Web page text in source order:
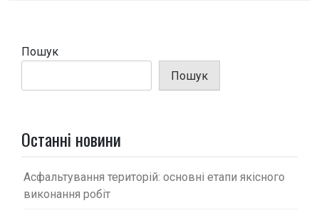
Пошук
Пошук
Останні новини
Асфальтування територій: основні етапи якісного
виконання робіт